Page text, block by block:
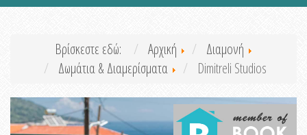
Βρίσκεστε εδώ: Αρχική
Διαμονή
Δωμάτια & Διαμερίσματα
Dimitreli Studios